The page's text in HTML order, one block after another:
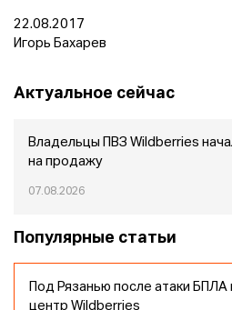
22.08.2017
Игорь Бахарев
Актуальное сейчас
Владельцы ПВЗ Wildberries
на продажу
07.08.2026
Популярные статьи
Под Рязанью после атаки
центр Wildberries